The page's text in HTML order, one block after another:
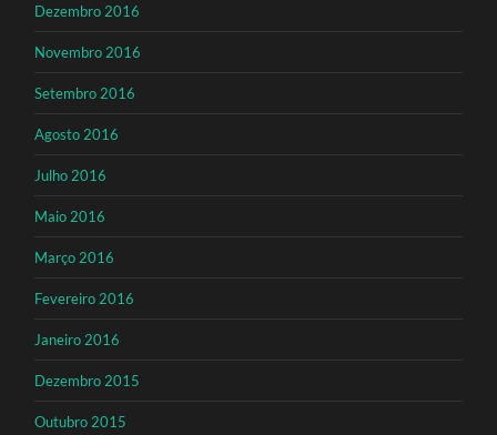
Dezembro 2016
Novembro 2016
Setembro 2016
Agosto 2016
Julho 2016
Maio 2016
Março 2016
Fevereiro 2016
Janeiro 2016
Dezembro 2015
Outubro 2015